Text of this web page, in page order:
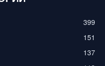
399
151
137